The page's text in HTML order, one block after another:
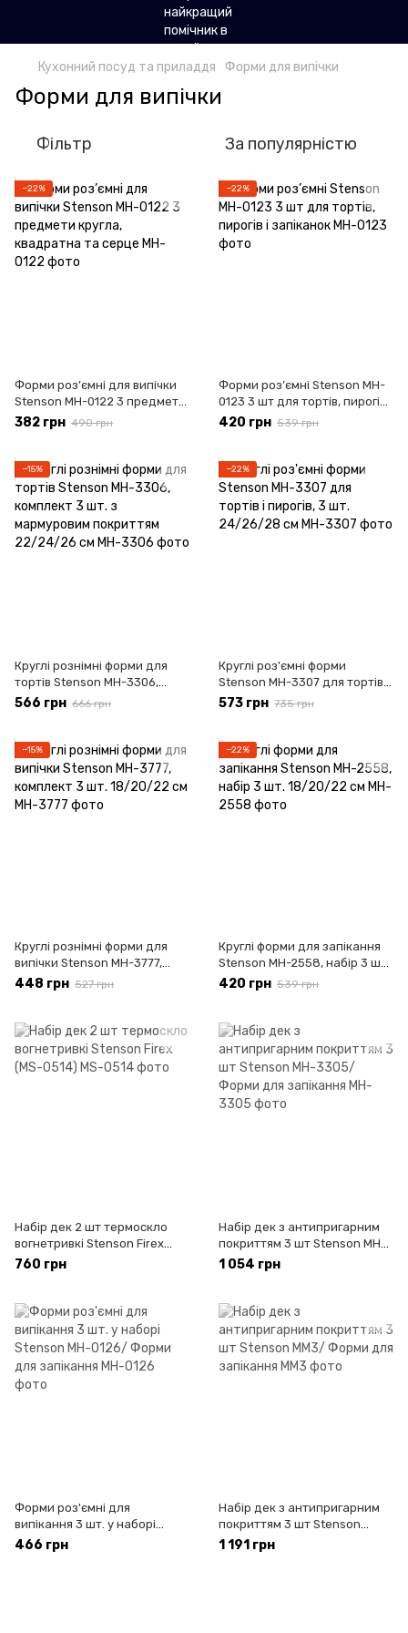
Кухонний посуд та приладдя Форми для випічки
Форми для випічки
Фільтр За популярністю
−22%
Форми роз’ємні для випічки
Stenson MH-0122 3 предмети
кругла, квадратна та серце
382 грн 490 грн
−22%
Форми роз’ємні Stenson MH-
0123 3 шт для тортів, пирогів і
запіканок
420 грн 539 грн
−15%
Круглі рознімні форми для
тортів Stenson MH-3306,
комплект 3 шт. з мармуровим
566 грн 666 грн
−22%
Круглі роз'ємні форми
Stenson MH-3307 для тортів і
пирогів, 3 шт. 24/26/28 см
573 грн 735 грн
−15%
Круглі рознімні форми для
випічки Stenson MH-3777,
комплект 3 шт. 18/20/22 см
448 грн 527 грн
−22%
Круглі форми для запікання
Stenson MH-2558, набір 3 шт.
18/20/22 см
420 грн 539 грн
Набір дек 2 шт термоскло
вогнетривкі Stenson Firex
(MS-0514)
760 грн
Набір дек з антипригарним
покриттям 3 шт Stenson MH-
3305/ Форми для запікання
1 054 грн
Форми роз'ємні для
випікання 3 шт. у наборі
Stenson MH-0126/ Форми для
466 грн
Набір дек з антипригарним
покриттям 3 шт Stenson
MM3/ Форми для запікання
1 191 грн